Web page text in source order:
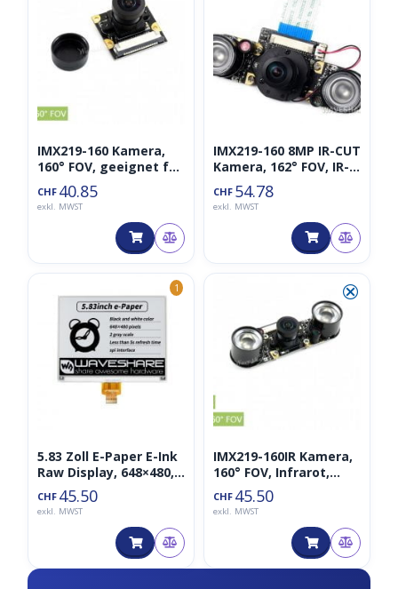
IMX219-160 Kamera,
160° FOV, geeignet für
Jetson Nano
CHF 40.85
exkl. MWST
IMX219-160 8MP IR-CUT
Kamera, 162° FOV, IR-
CUT Infrarot, geeignet
für Jetson Nano /
Compute Module
CHF 54.78
exkl. MWST
1
5.83 Zoll E-Paper E-Ink
Raw Display, 648×480,
Schwarz / Weiß, SPI,
ohne PCB
CHF 45.50
exkl. MWST
⮿
IMX219-160IR Kamera,
160° FOV, Infrarot,
geeignet für Jetson
Nano
CHF 45.50
exkl. MWST